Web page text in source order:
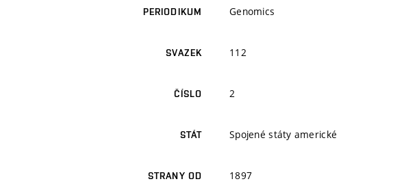
PERIODIKUM Genomics
SVAZEK 112
ČÍSLO 2
STÁT Spojené státy americké
STRANY OD 1897